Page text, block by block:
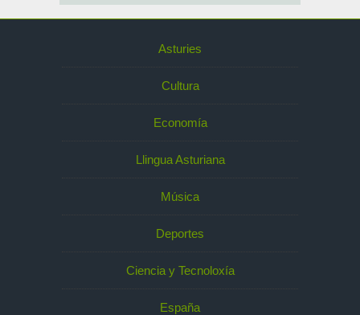
Asturies
Cultura
Economía
Llingua Asturiana
Música
Deportes
Ciencia y Tecnoloxía
España